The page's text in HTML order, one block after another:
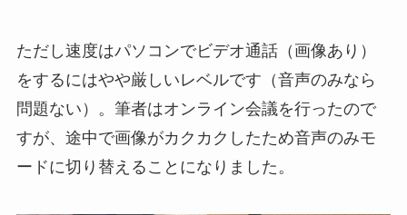
ただし速度はパソコンでビデオ通話（画像あり）
をするにはやや厳しいレベルです（音声のみなら
問題ない）。筆者はオンライン会議を行ったので
すが、途中で画像がカクカクしたため音声のみモ
ードに切り替えることになりました。